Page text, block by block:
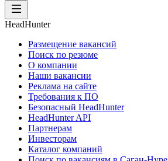
HeadHunter
Размещение вакансий
Поиск по резюме
О компании
Наши вакансии
Реклама на сайте
Требования к ПО
Безопасный HeadHunter
HeadHunter API
Партнерам
Инвесторам
Каталог компаний